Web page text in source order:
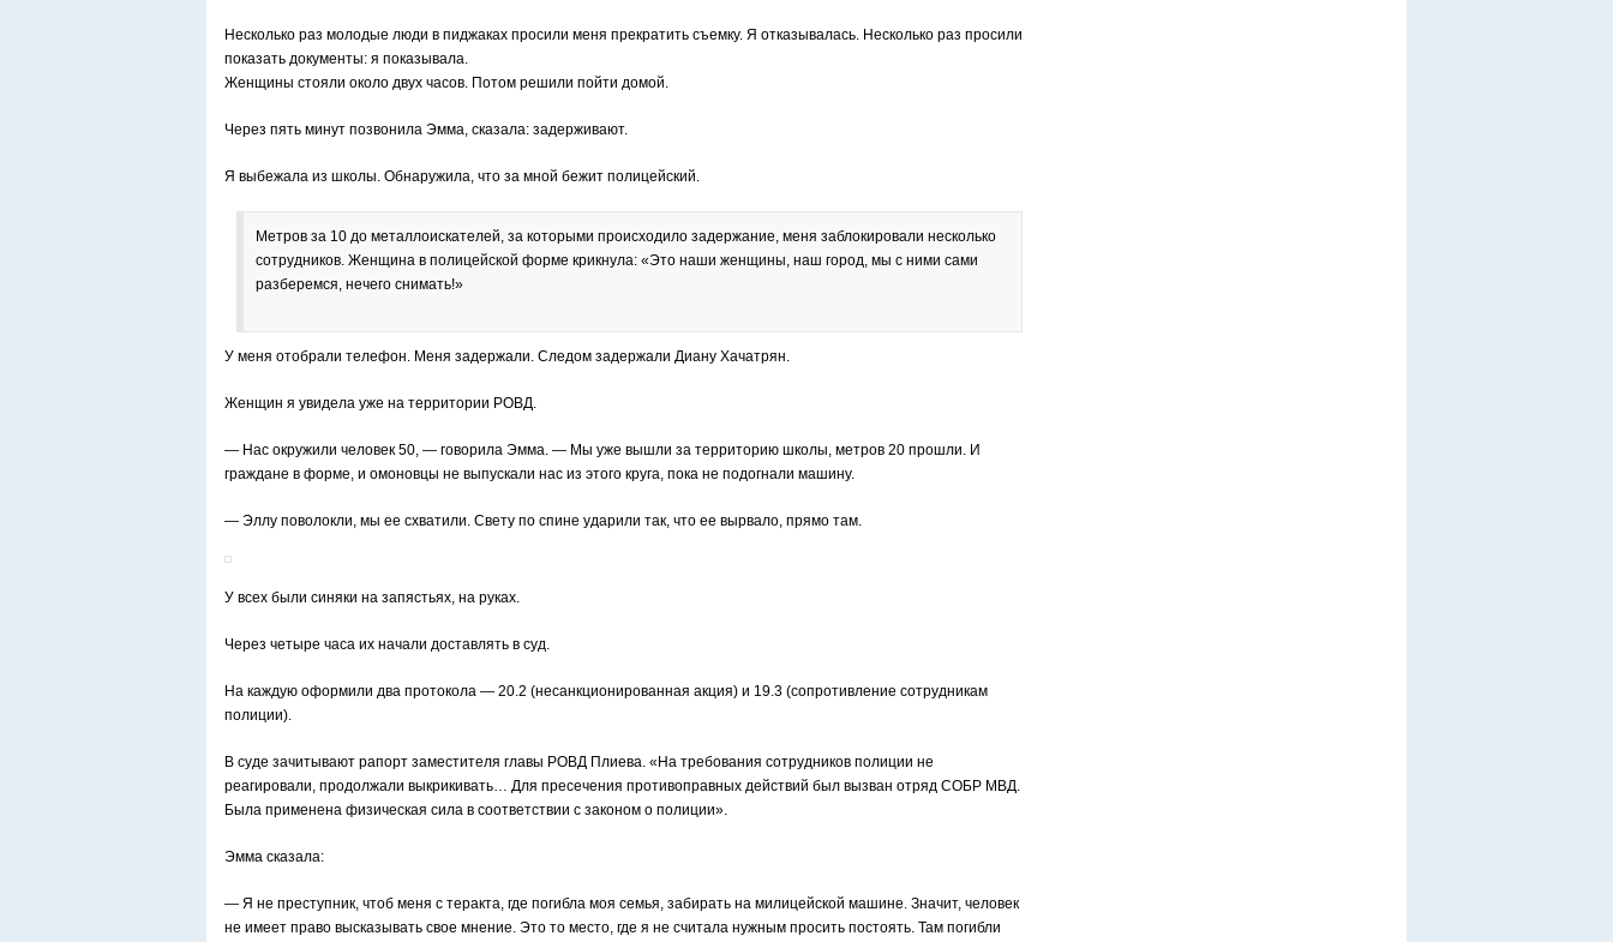
Несколько раз молодые люди в пиджаках просили меня прекратить съемку. Я отказывалась. Несколько раз просили
показать документы: я показывала.
Женщины стояли около двух часов. Потом решили пойти домой.
Через пять минут позвонила Эмма, сказала: задерживают.
Я выбежала из школы. Обнаружила, что за мной бежит полицейский.
Метров за 10 до металлоискателей, за которыми происходило задержание, меня заблокировали несколько
сотрудников. Женщина в полицейской форме крикнула: «Это наши женщины, наш город, мы с ними сами
разберемся, нечего снимать!»
У меня отобрали телефон. Меня задержали. Следом задержали Диану Хачатрян.
Женщин я увидела уже на территории РОВД.
— Нас окружили человек 50, — говорила Эмма. — Мы уже вышли за территорию школы, метров 20 прошли. И
граждане в форме, и омоновцы не выпускали нас из этого круга, пока не подогнали машину.
— Эллу поволокли, мы ее схватили. Свету по спине ударили так, что ее вырвало, прямо там.
У всех были синяки на запястьях, на руках.
Через четыре часа их начали доставлять в суд.
На каждую оформили два протокола — 20.2 (несанкционированная акция) и 19.3 (сопротивление сотрудникам
полиции).
В суде зачитывают рапорт заместителя главы РОВД Плиева. «На требования сотрудников полиции не
реагировали, продолжали выкрикивать… Для пресечения противоправных действий был вызван отряд СОБР МВД.
Была применена физическая сила в соответствии с законом о полиции».
Эмма сказала:
— Я не преступник, чтоб меня с теракта, где погибла моя семья, забирать на милицейской машине. Значит, человек
не имеет право высказывать свое мнение. Это то место, где я не считала нужным просить постоять. Там погибли